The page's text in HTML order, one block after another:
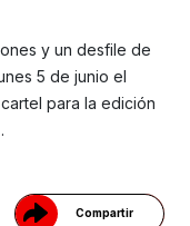
Compartir
Gracias!
y un desfile de
5 de junio el
para la edición